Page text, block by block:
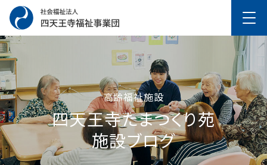
高齢福祉施設
四天王寺たまつくり苑
施設ブログ